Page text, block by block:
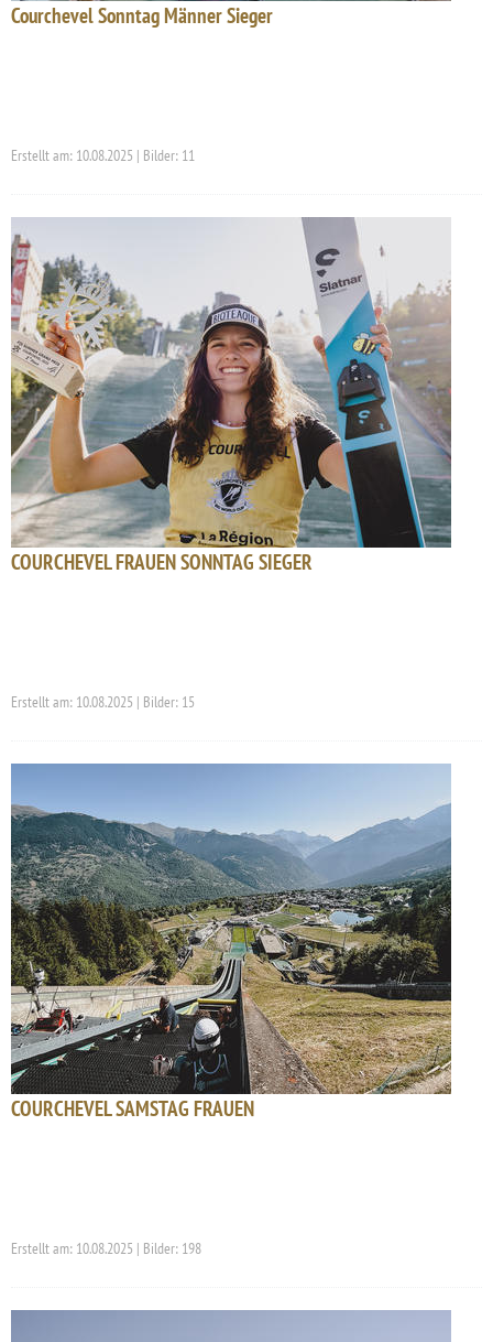
Courchevel Sonntag Männer Sieger
Erstellt am: 10.08.2025 | Bilder: 11
COURCHEVEL FRAUEN SONNTAG SIEGER
Erstellt am: 10.08.2025 | Bilder: 15
COURCHEVEL SAMSTAG FRAUEN
Erstellt am: 10.08.2025 | Bilder: 198